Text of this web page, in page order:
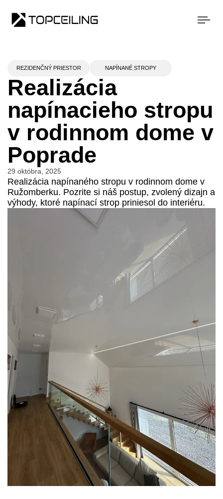
REZIDENČNÝ PRIESTOR NAPÍNANÉ STROPY
Realizácia
napínacieho stropu
v rodinnom dome v
Poprade
29 októbra, 2025
Realizácia napínaného stropu v rodinnom dome v
Ružomberku. Pozrite si náš postup, zvolený dizajn a
výhody, ktoré napínací strop priniesol do interiéru.